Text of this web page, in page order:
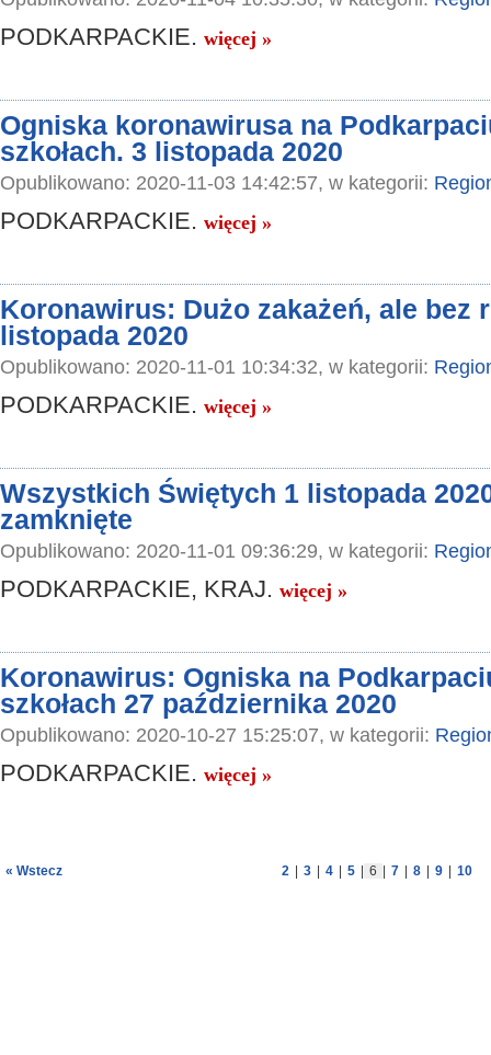
PODKARPACKIE. więcej »
Ogniska koronawirusa na
szkołach. 3 listopada 2020
Opublikowano: 2020-11-03 14:42:57, w kategorii:
PODKARPACKIE. więcej »
Koronawirus: Dużo zakażeń, ale bez
listopada 2020
Opublikowano: 2020-11-01 10:34:32, w kategorii:
PODKARPACKIE. więcej »
Wszystkich Świętych 1 listopada
zamknięte
Opublikowano: 2020-11-01 09:36:29, w kategorii:
PODKARPACKIE, KRAJ. więcej »
Koronawirus: Ogniska na
szkołach 27 października 2020
Opublikowano: 2020-10-27 15:25:07, w kategorii:
PODKARPACKIE. więcej »
« Wstecz 2 3 4 5 6 7 8 9 10